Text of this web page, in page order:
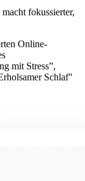
fokussierter,
Online-
mit Stress”,
Schlaf"